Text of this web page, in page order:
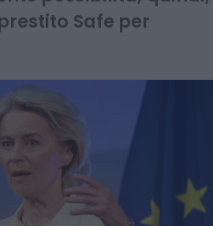
Safe per